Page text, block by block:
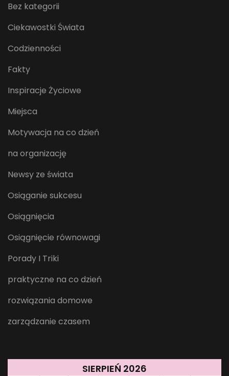
Bez kategorii
Ciekawostki Świata
Codzienności
Fakty
Inspiracje Życiowe
Miejsca
Motywacja na co dzień
na organizację
Newsy ze świata
Osiąganie sukcesu
Osiągnięcia
Osiągnięcie równowagi
Porady I Triki
praktyczne na co dzień
rozwiązania domowe
zarządzanie czasem
SIERPIEŃ 2026